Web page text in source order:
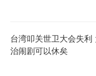
台湾叩关世卫大会失利
治闹剧可以休矣